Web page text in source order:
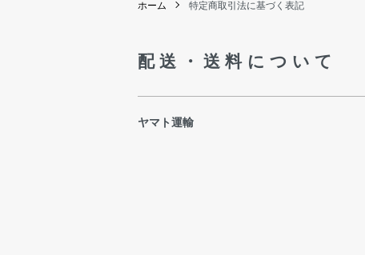
ホーム 特定商取引法に基づく表記
配送・送料について
ヤマト運輸